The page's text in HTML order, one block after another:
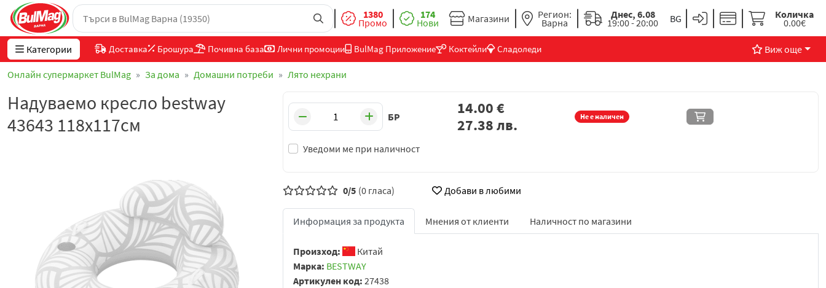
1380
Промо
174
Нови Магазини Регион:
Варна
Днес, 6.08
19:00 - 20:00
Количка
0.00€
Категории Доставка Брошура Почивна база Лични промоции BulMag Приложение Коктейли Сладоледи Виж още
Онлайн супермаркет BulMag За дома Домашни потреби Лято нехрани
Надуваемо кресло bestway
43643 118х117см
БР Не е наличен
Уведоми ме при наличност
14.00€
27.38лв.
0/5 (0 гласа) Добави в любими
Информация за продукта Мнения от клиенти Наличност по магазини
Произход:
Китай
Марка: BESTWAY
Артикулен код: 27438